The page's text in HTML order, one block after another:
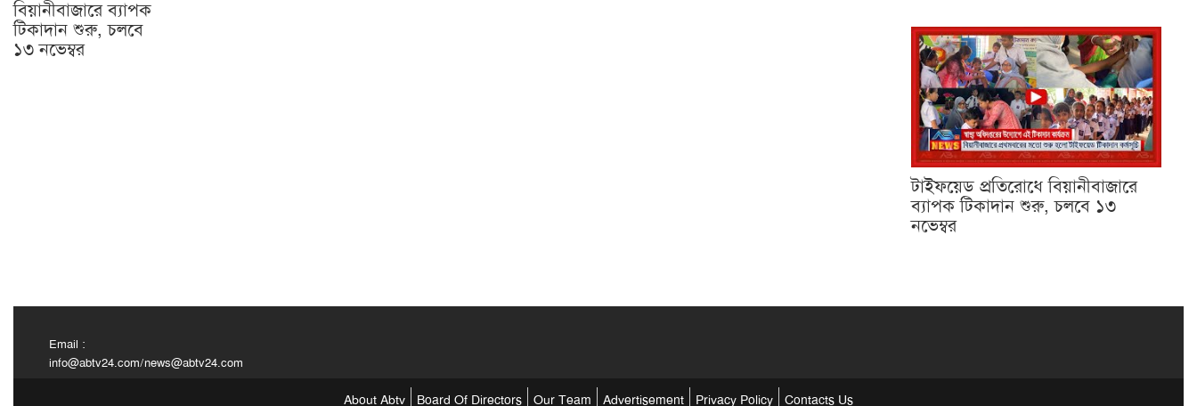
বিয়ানীবাজারে ব্যাপক
টিকাদান শুরু, চলবে
১৩ নভেম্বর
টাইফয়েড প্রতিরোধে বিয়ানীবাজারে
ব্যাপক টিকাদান শুরু, চলবে ১৩
নভেম্বর
Email :
info@abtv24.com/news@abtv24.com
About Abtv Board Of Directors Our Team Advertisement Privacy Policy Contacts Us